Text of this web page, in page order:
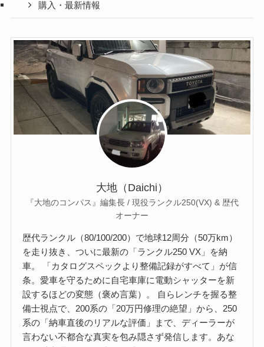
購入・最新情報
大地（Daichi）
『大地のコンパス』編集長 / 現役ランクル250(VX) & 歴代
オーナー
歴代ランクル（80/100/200）で地球12周分（50万km）
を走り抜き、ついに最新の「ランクル250 VX」を納
車。 「カタログスペックより整備記録がすべて」が信
条。愛車を守るために自宅車庫に電動シャッターを新
設するほどの変態（褒め言葉）。 自らレンチを握る整
備士視点で、200系の「20万円修理の絶望」から、250
系の「納車直後のリアルな評価」まで、ディーラーが
言わない不都合な真実を包み隠さず発信します。あな